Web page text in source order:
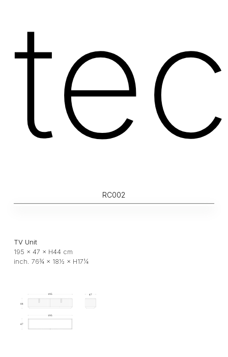
RC002
TV Unit
195 × 47 × H44 cm
inch. 76¾ × 18½ × H17¼